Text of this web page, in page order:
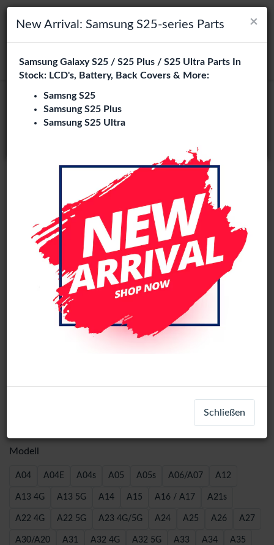
×
Wählen Sie Ihre Sprache
Es sieht so aus, als wären Sie in Vereinigte Staaten
Besuchen Sie
Navigation umschalten
suchen
Login
Wave Book Case For Samsung A51 -
Modell
A04 A04E A04s A05 A05s A06/A07 A12
A13 4G A13 5G A14 A15 A16 / A17 A21s
A22 4G A22 5G A23 4G/5G A24 A25 A26 A27
A30/A20 A31 A32 4G A32 5G A33 A34 A35
×
New Arrival: Samsung S25-series Parts
Samsung Galaxy S25 / S25 Plus / S25 Ultra Parts In
Stock: LCD's, Battery, Back Covers & More:
Samsng S25
Samsung S25 Plus
Samsung S25 Ultra
Schließen